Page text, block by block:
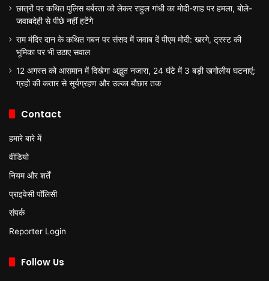
छात्रों पर कथित पुलिस बर्बरता को लेकर राहुल गांधी का मोदी-शाह पर हमला, बोले-
जवाबदेही से पीछे नहीं हटेंगे
राम मंदिर दान के कथित गबन पर संसद में जवाब दें पीएम मोदी: खरगे, ट्रस्ट की
भूमिका पर भी उठाए सवाल
12 अगस्त को आसमान में दिखेगा अद्भुत नजारा, 24 घंटे में 3 बड़ी खगोलीय घटनाएं;
ग्रहों की कतार से सूर्यग्रहण और उल्का बौछार तक
Contact
हमारे बारे में
वीडियो
नियम और शर्तें
प्राइवेसी पॉलिसी
संपर्क
Reporter Login
Follow Us